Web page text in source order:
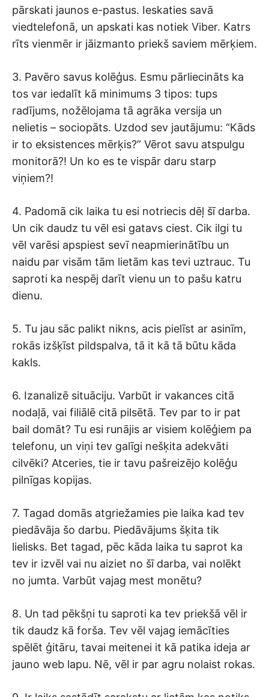
pārskati jaunos e-pastus. Ieskaties savā
viedtelefonā, un apskati kas notiek Viber. Katrs
rīts vienmēr ir jāizmanto priekš saviem mērķiem.
3. Pavēro savus kolēģus. Esmu pārliecināts ka
tos var iedalīt kā minimums 3 tipos: tups
radījums, nožēlojama tā agrāka versija un
nelietis – sociopāts. Uzdod sev jautājumu: “Kāds
ir to eksistences mērķis?” Vērot savu atspulgu
monitorā?! Un ko es te vispār daru starp
viņiem?!
4. Padomā cik laika tu esi notriecis dēļ šī darba.
Un cik daudz tu vēl esi gatavs ciest. Cik ilgi tu
vēl varēsi apspiest sevī neapmierinātību un
naidu par visām tām lietām kas tevi uztrauc. Tu
saproti ka nespēj darīt vienu un to pašu katru
dienu.
5. Tu jau sāc palikt nikns, acis pielīst ar asinīm,
rokās izšķīst pildspalva, tā it kā tā būtu kāda
kakls.
6. Izanalizē situāciju. Varbūt ir vakances citā
nodaļā, vai filiālē citā pilsētā. Tev par to ir pat
bail domāt? Tu esi runājis ar visiem kolēģiem pa
telefonu, un viņi tev galīgi nešķita adekvāti
cilvēki? Atceries, tie ir tavu pašreizējo kolēģu
pilnīgas kopijas.
7. Tagad domās atgriežamies pie laika kad tev
piedāvāja šo darbu. Piedāvājums šķita tik
lielisks. Bet tagad, pēc kāda laika tu saprot ka
tev ir izvēl vai nu aiziet no šī darba, vai nolēkt
no jumta. Varbūt vajag mest monētu?
8. Un tad pēkšņi tu saproti ka tev priekšā vēl ir
tik daudz kā forša. Tev vēl vajag iemācīties
spēlēt ģitāru, tavai meitenei it kā patika ideja ar
jauno web lapu. Nē, vēl ir par agru nolaist rokas.